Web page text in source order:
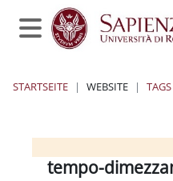
Zum Hauptinhalt
Website-Übersicht
STARTSEITE WEBSITE TAGS
Moodle
Blöcke 1
Blöcke 2
Blöcke 3
Blöcke 4
tempo-